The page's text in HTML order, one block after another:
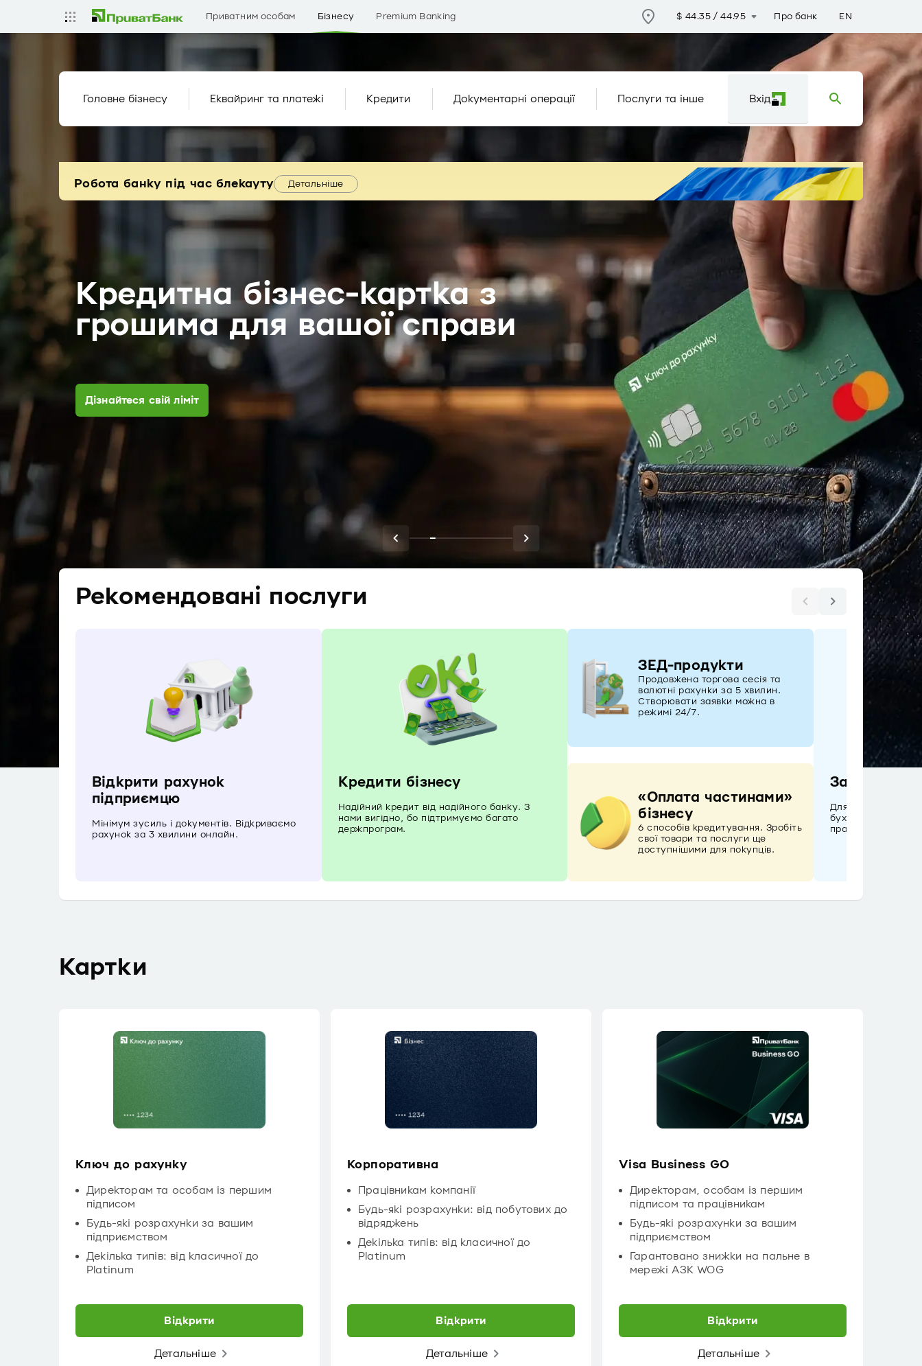
Приватним особам Бізнесу Premium Banking $ 44.35 /44.95 Про банк EN
Головне бізнесу Еквайринг та платежі Кредити Документарні операції Послуги та інше Вхід
Робота банку під час блекауту Детальніше
Кредитна бізнес-картка з
грошима для вашої справи
Дізнайтеся свій ліміт
Previous Next
Рекомендовані послуги
Відкрити рахунок
підприємцю
Мінімум зусиль і документів. Відкриваємо
рахунок за 3 хвилини онлайн.
Кредити бізнесу
Надійний кредит від надійного банку. З
нами вигідно, бо підтримуємо багато
держпрограм.
ЗЕД-продукти
Продовжена торгова сесія та
валютні рахунки за 5 хвилин.
Створювати заявки можна в
режимі 24/7.
«Оплата частинами»
бізнесу
6 способів кредитування. Зробіть
свої товари та послуги ще
доступнішими для покупців.
Зарплатний
Для вас – усі
бухгалтера –
працівників –
Картки
Ключ до рахунку
Директорам та особам із першим
підписом
Будь-які розрахунки за вашим
підприємством
Декілька типів: від класичної до
Platinum
Відкрити
Детальніше
Корпоративна
Працівникам компанії
Будь-які розрахунки: від побутових до
відряджень
Декілька типів: від класичної до
Platinum
Відкрити
Детальніше
Visa Business GO
Директорам, особам із першим
підписом та працівникам
Будь-які розрахунки за вашим
підприємством
Гарантовано знижки на пальне в
мережі АЗК WOG
Відкрити
Детальніше